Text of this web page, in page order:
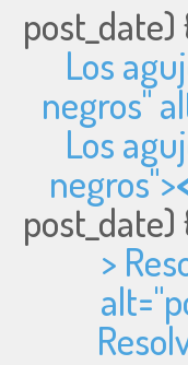
post_date)
Los
negros"
Los
negros">
post_date)
>
alt="